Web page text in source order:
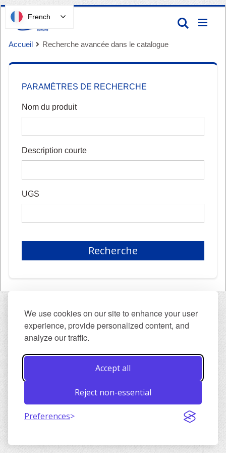
We use cookies on our site to enhance your user
experience, provide personalized content, and
analyze our traffic.
Accept all
Reject non-essential
Preferences
Passer
au
contenu
Accueil Recherche avancée dans le catalogue
PARAMÈTRES DE RECHERCHE
Nom du produit
Description courte
UGS
Recherche
French